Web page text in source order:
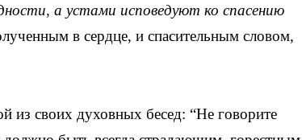
а устами исповедуют ко спасению
в сердце, и спасительным словом,
из своих духовных бесед: “Не говорите